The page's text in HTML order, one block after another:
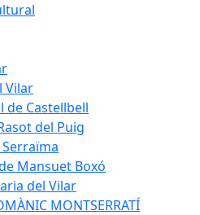
Vilar
de Castellbell
del Puig
Mansuet Boxó
del Vilar
MONTSERRATÍ